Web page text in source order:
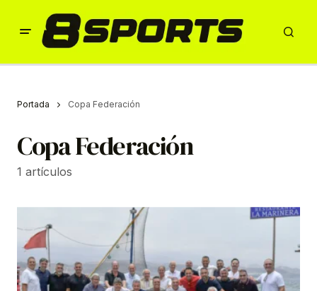
Portada Copa Federación
Copa Federación
1 artículos